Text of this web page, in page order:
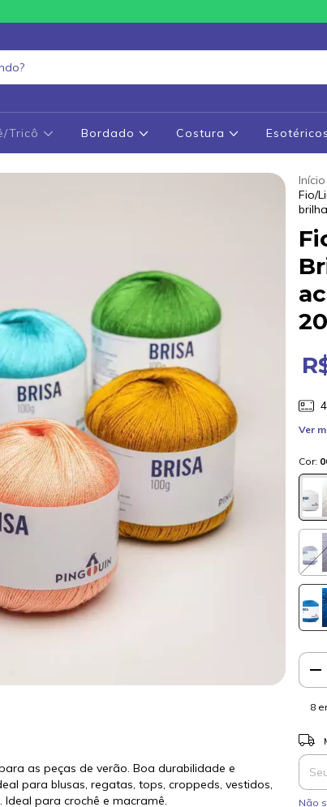
Tricô Bordado Costura Esotéricos
as peças de verão. Boa durabilidade e
para blusas, regatas, tops, croppeds, vestidos,
para crochê e macramê.
Início
Fio/
4
Ver
Cor:
8
Não